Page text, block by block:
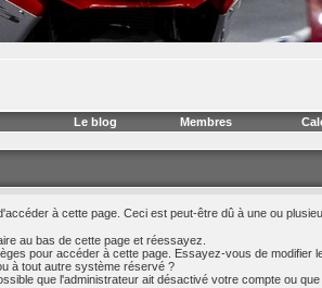
Le blog Membres
à cette page. Ceci est peut-être dû à une ou
au bas de cette page et réessayez.
pour accéder à cette page. Essayez-vous de modifier
à tout autre système réservé ?
que l'administrateur ait désactivé votre compte ou que